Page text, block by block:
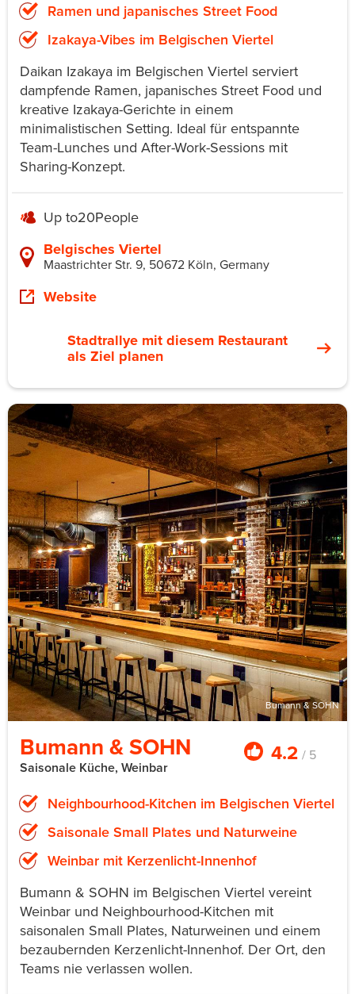
Ramen und japanisches Street Food
Izakaya-Vibes im Belgischen Viertel
Daikan Izakaya im Belgischen Viertel serviert
dampfende Ramen, japanisches Street Food und
kreative Izakaya-Gerichte in einem
minimalistischen Setting. Ideal für entspannte
Team-Lunches und After-Work-Sessions mit
Sharing-Konzept.
Up to20People
Belgisches Viertel
Maastrichter Str. 9, 50672 Köln, Germany
Website
Stadtrallye mit diesem Restaurant
als Ziel planen
Bumann & SOHN
Bumann & SOHN
Saisonale Küche, Weinbar
4.2 / 5
Neighbourhood-Kitchen im Belgischen Viertel
Saisonale Small Plates und Naturweine
Weinbar mit Kerzenlicht-Innenhof
Bumann & SOHN im Belgischen Viertel vereint
Weinbar und Neighbourhood-Kitchen mit
saisonalen Small Plates, Naturweinen und einem
bezaubernden Kerzenlicht-Innenhof. Der Ort, den
Teams nie verlassen wollen.